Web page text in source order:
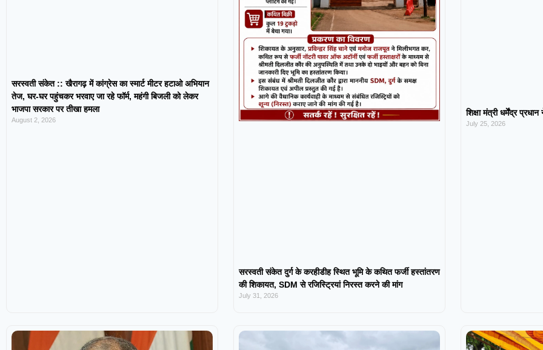
सरस्वती संकेत :: खैरागढ़ में कांग्रेस का स्मार्ट मीटर हटाओ अभियान
तेज, घर-घर पहुंचकर भरवाए जा रहे फॉर्म, महंगी बिजली को लेकर
भाजपा सरकार पर तीखा हमला
August 2, 2026
सरस्वती संकेत दुर्ग के करहीडीह स्थित भूमि के कथित फर्जी हस्तांतरण
की शिकायत, SDM से रजिस्ट्रियां निरस्त करने की मांग
July 31, 2026
शिक्षा मंत्री धर्मेंद्र
July 25, 2026